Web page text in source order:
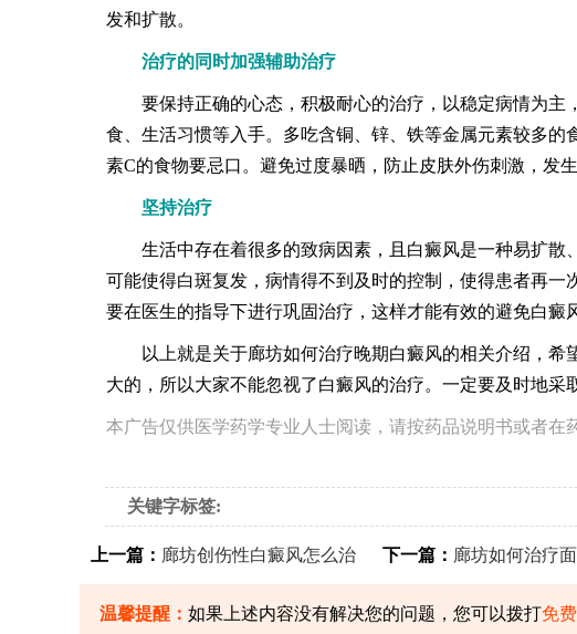
发和扩散。
治疗的同时加强辅助治疗
要保持正确的心态，积极耐心的治疗，以稳定病情为主
食、生活习惯等入手。多吃含铜、锌、铁等金属元素较多
素C的食物要忌口。避免过度暴晒，防止皮肤外伤刺激，发生
坚持治疗
生活中存在着很多的致病因素，且白癜风是一种易扩散
可能使得白斑复发，病情得不到及时的控制，使得患者再
要在医生的指导下进行巩固治疗，这样才能有效的避免白癜
以上就是关于廊坊如何治疗晚期白癜风的相关介绍，希
大的，所以大家不能忽视了白癜风的治疗。一定要及时地采
本广告仅供医学药学专业人士阅读，请按药品说明书或者在
关键字标签:
上一篇： 廊坊创伤性白癜风怎么治 下一篇： 廊坊如何治疗
温馨提醒：如果上述内容没有解决您的问题，您可以拨打免